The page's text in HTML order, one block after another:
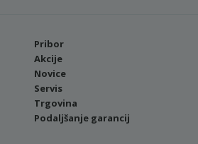
Pribor
Akcije
Novice
Servis
Trgovina
Podaljšanje garancij